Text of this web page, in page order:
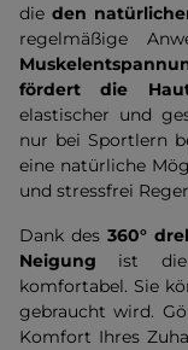
die den
regelmäßige
fördert die
elastischer und
nur bei Sportlern
eine natürliche
und stressfrei
Dank des360°
Neigung ist die
komfortabel. Sie
gebraucht wird.
Komfort Ihres